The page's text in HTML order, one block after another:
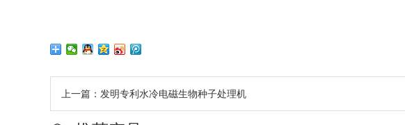
上一篇：发明专利水冷电磁生物种子处理机